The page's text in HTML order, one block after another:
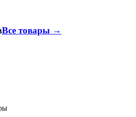
Все товары →